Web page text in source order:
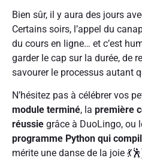
Bien sûr, il y aura des jours
Certains soirs, l’appel du
du cours en ligne… et c’est
garder le cap sur la durée, de
savourer le processus autant
N’hésitez pas à célébrer vos
module terminé, la première
réussie grâce à DuoLingo, ou
programme Python qui
mérite une danse de la joie